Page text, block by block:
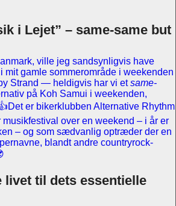
i Lejet” – same-same but
ville jeg sandsynligvis have
gamle sommerområde i weekenden
Strand — heldigvis har vi etsame-
på Koh Samui i weekenden,
er bikerklubben Alternative Rhythm
musikfestival over en weekend – i år er
– og som sædvanlig optræder der en
blandt andre countryrock-
livet til dets essentielle